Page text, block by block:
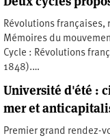
Révolutions françaises,
Mémoires du
Cycle : Révolutions
1848).…
Université d'été :
mer et
Premier grand rendez-